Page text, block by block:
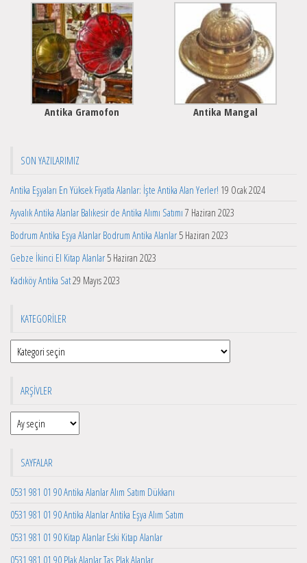
Antika Gramofon Antika Mangal
SON YAZILARIMIZ
Antika Eşyaları En Yüksek Fiyatla Alanlar: İşte Antika Alan Yerler! 19 Ocak 2024
Ayvalık Antika Alanlar Balıkesir de Antika Alımı Satımı 7 Haziran 2023
Bodrum Antika Eşya Alanlar Bodrum Antika Alanlar 5 Haziran 2023
Gebze İkinci El Kitap Alanlar 5 Haziran 2023
Kadıköy Antika Sat29 Mayıs 2023
KATEGORILER
Kategoriler
ARŞIVLER
Arşivler
SAYFALAR
0531 981 01 90 Antika Alanlar Alım Satım Dükkanı
0531 981 01 90 Antika Alanlar Antika Eşya Alım Satım
0531 981 01 90 Kitap Alanlar Eski Kitap Alanlar
0531 981 01 90 Plak Alanlar Taş Plak Alanlar